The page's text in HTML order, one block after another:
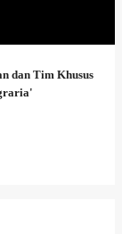
dan Tim Khusus